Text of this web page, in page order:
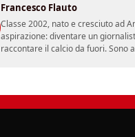
Francesco Flauto
Classe 2002, nato e cresciuto ad
aspirazione: diventare un
raccontare il calcio da fuori. Sono